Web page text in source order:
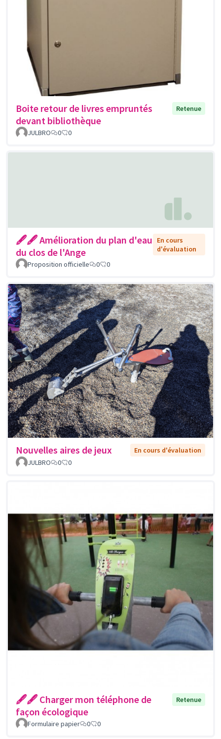
Boite retour de livres empruntés
devant bibliothèque
Retenue
JULBRO 0 0
🖋🖋 Amélioration du plan d'eau
du clos de l'Ange
En cours
d'évaluation
Proposition officielle
0 0
Nouvelles aires de jeux
En cours d'évaluation
JULBRO
0 0
🖋🖋 Charger mon téléphone de
façon écologique
Retenue
Formulaire papier 0 0